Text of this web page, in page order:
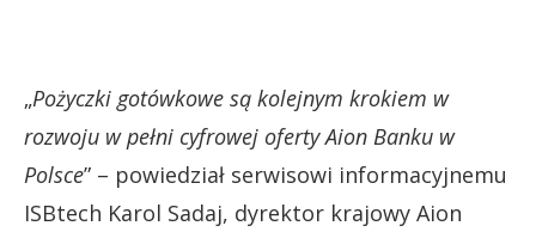
„Pożyczki gotówkowe są kolejnym krokiem w
rozwoju w pełni cyfrowej oferty Aion Banku w
Polsce” – powiedział serwisowi informacyjnemu
ISBtech Karol Sadaj, dyrektor krajowy Aion